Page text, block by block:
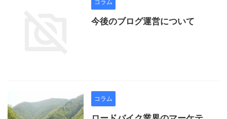
コラム
今後のブログ運営について
コラム